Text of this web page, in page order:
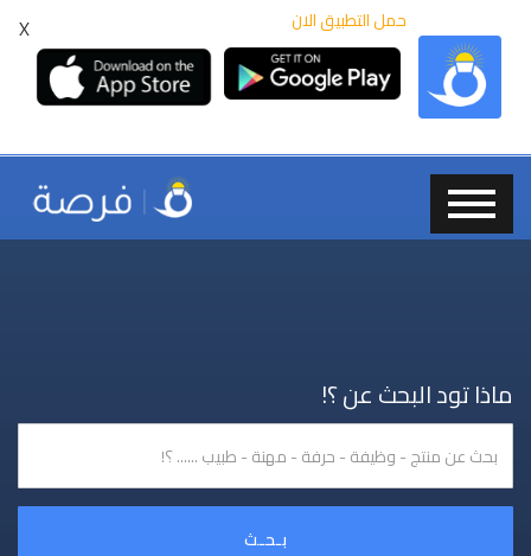
X حمل التطبيق الان
ماذا تود البحث عن ؟!
بـحـث